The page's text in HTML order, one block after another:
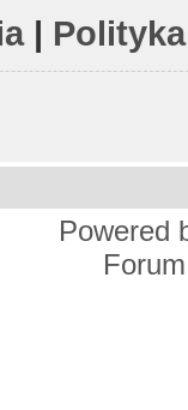
|
Powered